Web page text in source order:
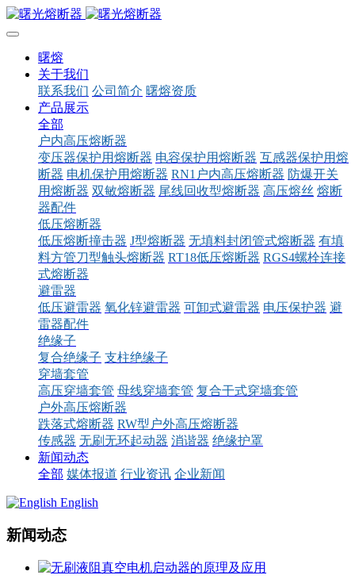
曙熔
关于我们
联系我们 公司简介 曙熔资质
产品展示
全部
户内高压熔断器
变压器保护用熔断器 电容保护用熔断器 互感器保护用熔
断器 电机保护用熔断器 RN1户内高压熔断器 防爆开关
用熔断器 双敏熔断器 尾线回收型熔断器 高压熔丝 熔断
器配件
低压熔断器
低压熔断撞击器 J型熔断器 无填料封闭管式熔断器 有填
料方管刀型触头熔断器 RT18低压熔断器 RGS4螺栓连接
式熔断器
避雷器
低压避雷器 氧化锌避雷器 可卸式避雷器 电压保护器 避
雷器配件
绝缘子
复合绝缘子 支柱绝缘子
穿墙套管
高压穿墙套管 母线穿墙套管 复合干式穿墙套管
户外高压熔断器
跌落式熔断器 RW型户外高压熔断器
传感器 无刷无环起动器 消谐器 绝缘护罩
新闻动态
全部 媒体报道 行业资讯 企业新闻
English
新闻动态